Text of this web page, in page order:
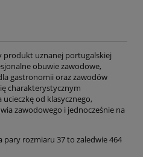
produkt uznanej portugalskiej
obuwie zawodowe,
gastronomii oraz zawodów
charakterystycznym
od klasycznego,
zawodowego i jednocześnie na
pary rozmiaru 37 to zaledwie 464